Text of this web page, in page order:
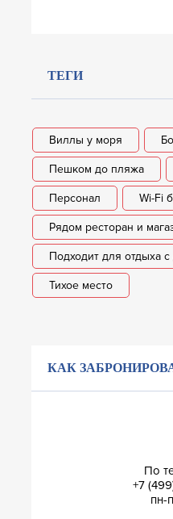
ТЕГИ
Виллы у моря
Пешком до пляжа
Персонал Wi-Fi
Рядом ресторан и
Подходит для отдыха с
Тихое место
КАК
По
+7
пн-